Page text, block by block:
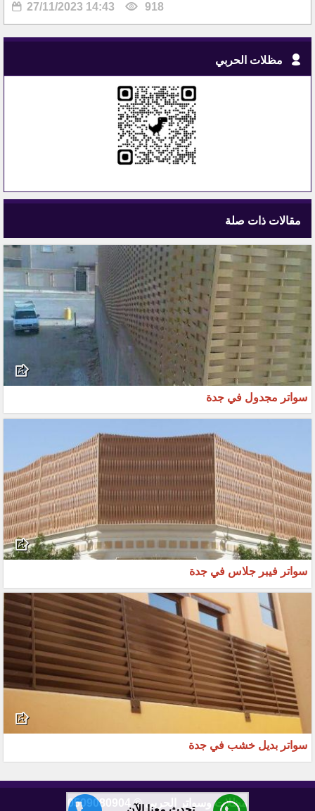
27/11/2023 14:43 918
مظلات الحربي
مقالات ذات صلة
سواتر مجدول في جدة
سواتر فيبر جلاس في جدة
سواتر بديل خشب في جدة
مظلات وسواتر الحربي © 0509080904